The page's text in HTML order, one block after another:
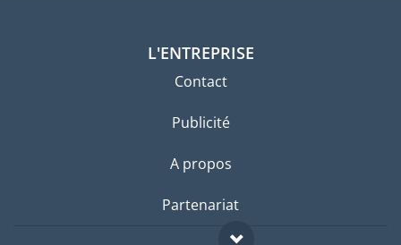
L'ENTREPRISE
Contact
Publicité
A propos
Partenariat